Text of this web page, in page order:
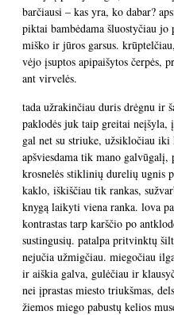
barčiausi – kas yra, ko dabar?
piktai bambėdama šluostyčiau
miško ir jūros garsus.
vėjo įsuptos apipaišytos čerpės,
ant virvelės.
tada užrakinčiau duris drėgnu ir
paklodės juk taip greitai
gal net su striuke, užsikločiau iki
apšviesdama tik mano
krosnelės stiklinių durelių ugnis
kaklo, iškiščiau tik rankas,
knygą laikyti viena ranka. lova
kontrastas tarp karščio po
sustingusių. patalpa pritvinktų
nejučia užmigčiau. miegočiau
ir aiškia galva, gulėčiau ir
nei įprastas miesto triukšmas,
žiemos miego pabustų kelios